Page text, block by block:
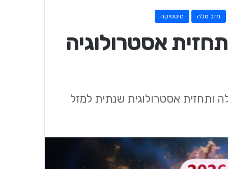
מזל טלה מיסטיקה
טלה / תחזית אסטרולוגיה
להורוסקופ שנתי 2026 מזל טלה ותחזית אסטרולוגית שנתית למזל